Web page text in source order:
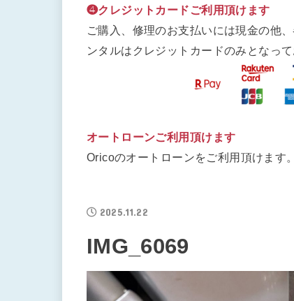
❹クレジットカードご利用頂けます
ご購入、修理のお支払いには現金の他
ンタルはクレジットカードのみとなっ
オートローンご利用頂けます
Oricoのオートローンをご利用頂けます。
2025.11.22
IMG_6069